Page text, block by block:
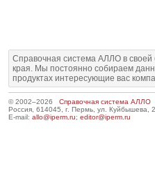
Справочная система АЛЛО в
края. Мы постоянно собираем
продуктах интересующие вас
© 2002–2026 Справочная система АЛЛО
Россия, 614045, г. Пермь, ул. Куйбышева, 2
E-mail: allo@iperm.ru; editor@iperm.ru